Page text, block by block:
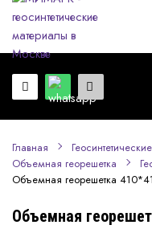
Главная
Объемная георешетка
Объемная георешетка
Объемная